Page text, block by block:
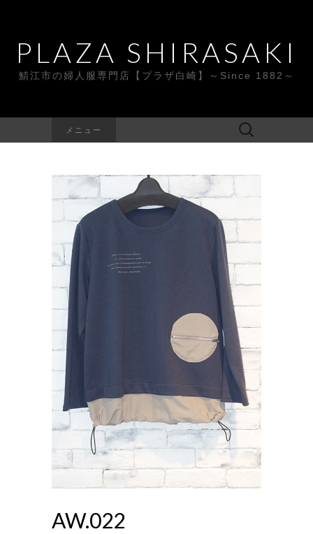
PLAZA SHIRASAKI
鯖江市の婦人服専門店【プラザ白崎】～Since 1882～
メニュー
検
索:
AW.022